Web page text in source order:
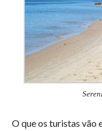
O que os turistas vão